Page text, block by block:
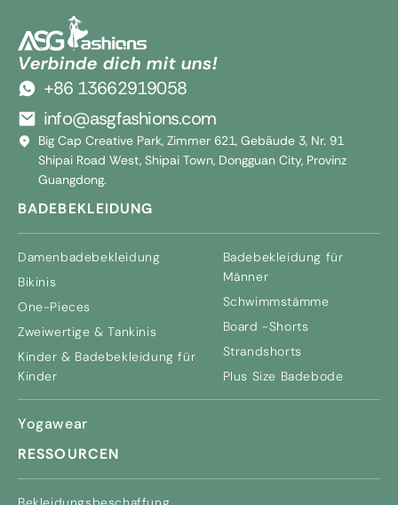
Verbinde dich mit uns!
+86 13662919058
info@asgfashions.com
Big Cap Creative Park, Zimmer 621, Gebäude 3, Nr. 91
Shipai Road West, Shipai Town, Dongguan City, Provinz
Guangdong.
BADEBEKLEIDUNG
Damenbadebekleidung
Bikinis
One-Pieces
Zweiwertige & Tankinis
Kinder & Badebekleidung für
Kinder
Badebekleidung für
Männer
Schwimmstämme
Board -Shorts
Strandshorts
Plus Size Badebode
Yogawear
RESSOURCEN